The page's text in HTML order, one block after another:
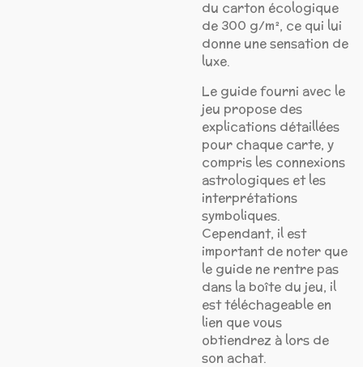
du carton écologique
de 300 g/m², ce qui lui
donne une sensation de
luxe.
Le guide fourni avec le
jeu propose des
explications détaillées
pour chaque carte, y
compris les connexions
astrologiques et les
interprétations
symboliques.
Cependant, il est
important de noter que
le guide ne rentre pas
dans la boîte du jeu, il
est téléchageable en
lien que vous
obtiendrez à lors de
son achat.